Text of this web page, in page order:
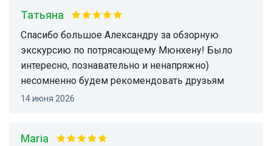
Татьяна
Спасибо большое Александру за обзорную
экскурсию по потрясающему Мюнхену! Было
интересно, познавательно и ненапряжно)
несомненно будем рекомендовать друзьям
14 июня 2026
Maria